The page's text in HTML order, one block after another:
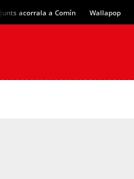
Junts acorrala a Comín Wallapop